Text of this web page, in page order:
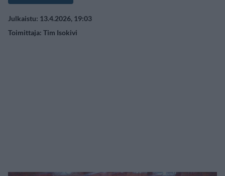
Julkaistu: 13.4.2026, 19:03
Toimittaja: Tim Isokivi